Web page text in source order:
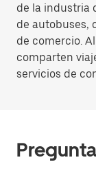
de la industria
de autobuses,
de comercio.
comparten
servicios de